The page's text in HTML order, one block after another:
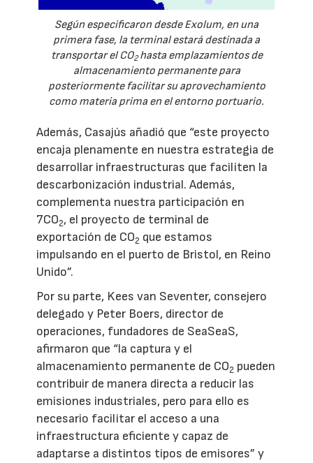
Según especificaron desde Exolum, en una
primera fase, la terminal estará destinada a
transportar el CO2hasta emplazamientos de
almacenamiento permanente para
posteriormente facilitar su aprovechamiento
como materia prima en el entorno portuario.
Además, Casajús añadió que “este proyecto
encaja plenamente en nuestra estrategia de
desarrollar infraestructuras que faciliten la
descarbonización industrial. Además,
complementa nuestra participación en
7CO2, el proyecto de terminal de
exportación de CO2 que estamos
impulsando en el puerto de Bristol, en Reino
Unido”.
Por su parte, Kees van Seventer, consejero
delegado y Peter Boers, director de
operaciones, fundadores de SeaSeaS,
afirmaron que “la captura y el
almacenamiento permanente de CO2 pueden
contribuir de manera directa a reducir las
emisiones industriales, pero para ello es
necesario facilitar el acceso a una
infraestructura eficiente y capaz de
adaptarse a distintos tipos de emisores” y